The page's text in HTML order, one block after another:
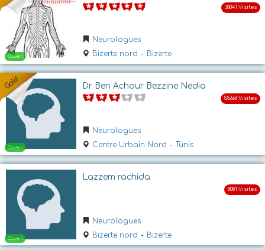
Ouvert
Neurologues
Bizerte nord - Bizerte
Dr Ben Achour Bezzine Nedia
Neurologues
Centre Urbain Nord - Tunis
Lazzem rachida
Neurologues
Bizerte nord - Bizerte